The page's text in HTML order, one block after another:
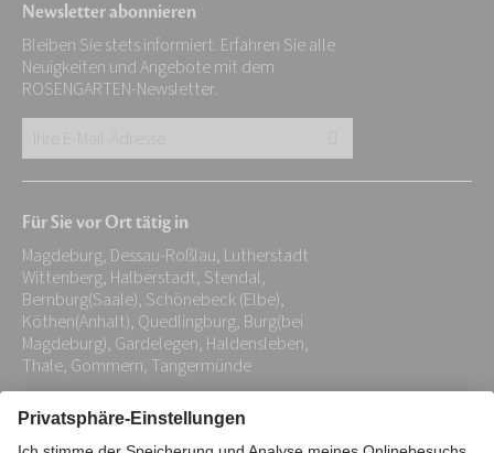
Newsletter abonnieren
Bleiben Sie stets informiert. Erfahren Sie alle
Neuigkeiten und Angebote mit dem
ROSENGARTEN-Newsletter.
Adresse:
*
Für Sie vor Ort tätig in
Magdeburg, Dessau-Roßlau, Lutherstadt
Wittenberg, Halberstadt, Stendal,
Bernburg(Saale), Schönebeck (Elbe),
Köthen(Anhalt), Quedlingburg, Burg(bei
Magdeburg), Gardelegen, Haldensleben,
Thale, Gommern, Tangermünde
Impressum Datenschutz Stiftung